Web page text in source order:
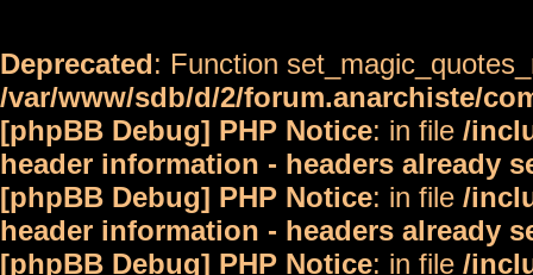
Deprecated: Function
/var/www/sdb/d/2/forum.anarchiste/
[phpBB Debug] PHP Notice: in file /
header information - headers already
[phpBB Debug] PHP Notice: in file /
header information - headers already
[phpBB Debug] PHP Notice: in file /